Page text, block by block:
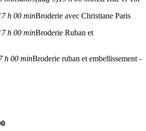
h 00 minBroderie avec Christiane Paris
h 00 minBroderie Ruban et
h 00 minBroderie ruban et embellissement -